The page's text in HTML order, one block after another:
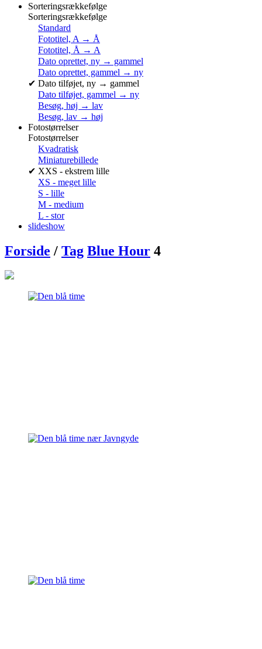
Sorteringsrækkefølge
Sorteringsrækkefølge
Standard
Fototitel, A → Å
Fototitel, Å → A
Dato oprettet, ny → gammel
Dato oprettet, gammel → ny
✔ Dato tilføjet, ny → gammel
Dato tilføjet, gammel → ny
Besøg, høj → lav
Besøg, lav → høj
Fotostørrelser
Fotostørrelser
Kvadratisk
Miniaturebillede
✔ XXS - ekstrem lille
XS - meget lille
S - lille
M - medium
L - stor
slideshow
Forside / Tag Blue Hour 4